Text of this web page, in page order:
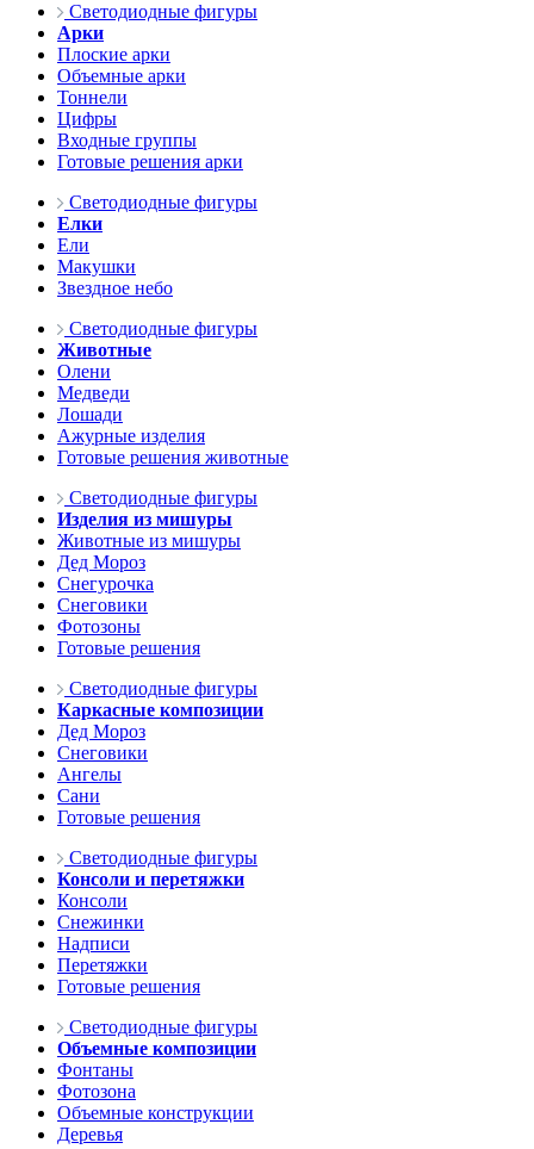
Светодиодные фигуры
Арки
Плоские арки
Объемные арки
Тоннели
Цифры
Входные группы
Готовые решения арки
Светодиодные фигуры
Елки
Ели
Макушки
Звездное небо
Светодиодные фигуры
Животные
Олени
Медведи
Лошади
Ажурные изделия
Готовые решения животные
Светодиодные фигуры
Изделия из мишуры
Животные из мишуры
Дед Мороз
Снегурочка
Снеговики
Фотозоны
Готовые решения
Светодиодные фигуры
Каркасные композиции
Дед Мороз
Снеговики
Ангелы
Сани
Готовые решения
Светодиодные фигуры
Консоли и перетяжки
Консоли
Снежинки
Надписи
Перетяжки
Готовые решения
Светодиодные фигуры
Объемные композиции
Фонтаны
Фотозона
Объемные конструкции
Деревья